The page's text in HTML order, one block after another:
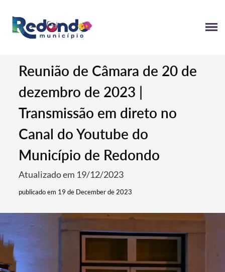
Reunião de Câmara de 20 de
dezembro de 2023 |
Transmissão em direto no
Canal do Youtube do
Município de Redondo
Atualizado em 19/12/2023
publicado em 19 de December de 2023